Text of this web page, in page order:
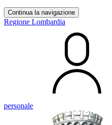
Continua la navigazione
Regione Lombardia
personale